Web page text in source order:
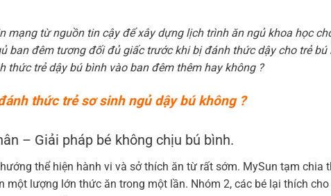
mạng từ nguồn tin cậy để xây dựng lịch trình ăn ngủ khoa học
ban đêm tương đối đủ giấc trước khi bị đánh thức dậy cho trẻ bú
thức trẻ dậy bú bình vào ban đêm thêm hay không ?
thức trẻ sơ sinh ngủ dậy bú không ?
– Giải pháp bé không chịu bú bình.
thể hiện hành vi và sở thích ăn từ rất sớm. MySun tạm chia
một lượng lớn thức ăn trong một lần. Nhóm 2, các bé lại thích